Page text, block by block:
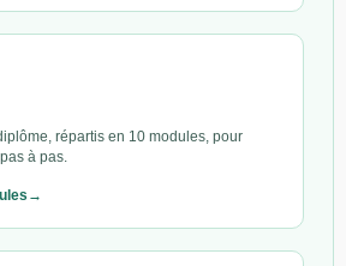
répartis en 10 modules, pour
à pas.